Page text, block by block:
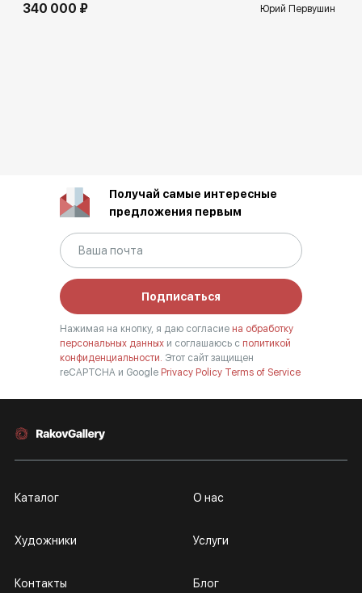
340 000 ₽ Юрий Первушин
Получай самые интересные
предложения первым
Подписаться
Нажимая на кнопку, я даю согласие на обработку
персональных данных и соглашаюсь с политикой
конфиденциальности. Этот сайт защищен
reCAPTCHA и Google Privacy Policy Terms of Service
Каталог
Художники
Контакты
О нас
Услуги
Блог